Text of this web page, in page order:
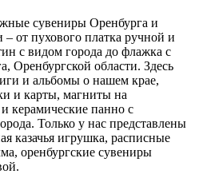
сувениры Оренбурга и
– от пухового платка ручной и
с видом города до флажка с
Оренбургской области. Здесь
и альбомы о нашем крае,
и карты, магниты на
керамические панно с
Только у нас представлены
казачья игрушка, расписные
оренбургские сувениры